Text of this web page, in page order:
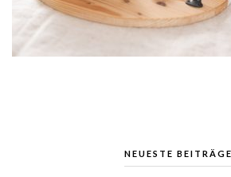
NEUESTE BEITRÄGE